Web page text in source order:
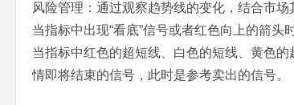
风险管理：通过观察趋势线的变化，结合市场
当指标中出现“看底”信号或者红色向上的箭头
当指标中红色的超短线、白色的短线、黄色
情即将结束的信号，此时是参考卖出的信号。